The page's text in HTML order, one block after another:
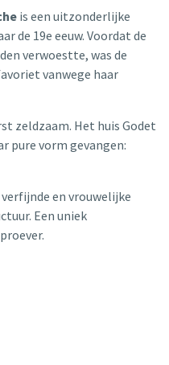
is een uitzonderlijke
de 19e eeuw. Voordat de
verwoestte, was de
vanwege haar
zeldzaam. Het huis Godet
pure vorm gevangen:
en vrouwelijke
Een uniek